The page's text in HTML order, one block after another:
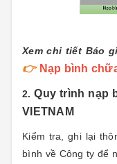
Xem chi tiết Báo
👉 Nạp bình
2.Quy trình nạp
VIETNAM
Kiểm tra, ghi lại
bình về Công ty để